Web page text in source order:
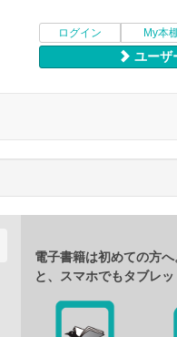
ログイン My本
ユーザ
電子書籍は初めての方
と、スマホでもタブレ